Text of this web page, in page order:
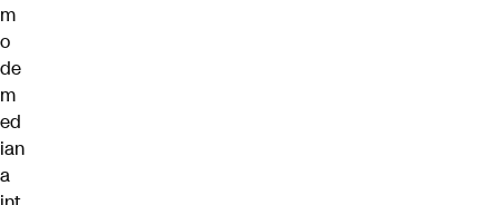
m
o
de
m
ed
ian
a